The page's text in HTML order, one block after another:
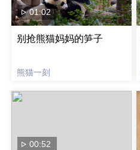
01:02
别抢熊猫妈妈的笋子
熊猫一刻
00:52